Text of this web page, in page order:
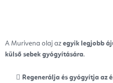
A Murivena olaj az egyik legjobb
külső sebek gyógyítására.
Regenerálja és gyógyítja az